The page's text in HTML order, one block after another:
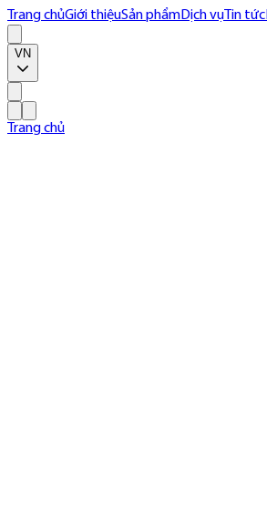
Trang chủGiới thiệuSản phẩmDịch vụ Tin tức
VN
Trang chủ